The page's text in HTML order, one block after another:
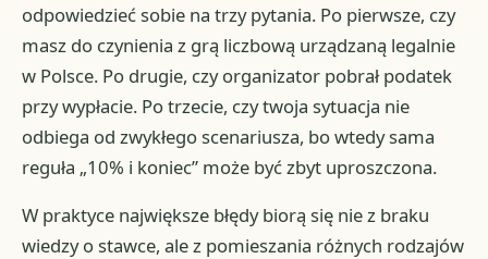
odpowiedzieć sobie na trzy pytania. Po pierwsze, czy
masz do czynienia z grą liczbową urządzaną legalnie
w Polsce. Po drugie, czy organizator pobrał podatek
przy wypłacie. Po trzecie, czy twoja sytuacja nie
odbiega od zwykłego scenariusza, bo wtedy sama
reguła „10% i koniec” może być zbyt uproszczona.
W praktyce największe błędy biorą się nie z braku
wiedzy o stawce, ale z pomieszania różnych rodzajów